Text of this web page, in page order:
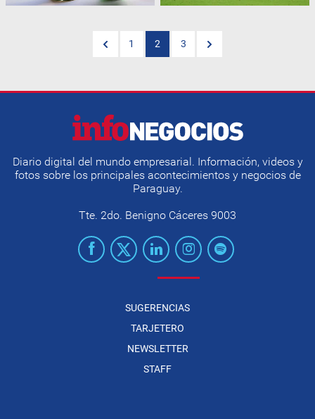
1 2 3
Diario digital del mundo empresarial. Información, videos y
fotos sobre los principales acontecimientos y negocios de
Paraguay.
Tte. 2do. Benigno Cáceres 9003
SUGERENCIAS
TARJETERO
NEWSLETTER
STAFF